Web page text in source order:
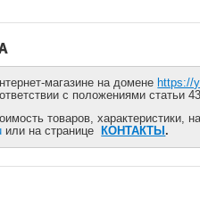
магазине на домене https://
с положениями статьи
товаров,
или на странице КОНТАКТЫ.